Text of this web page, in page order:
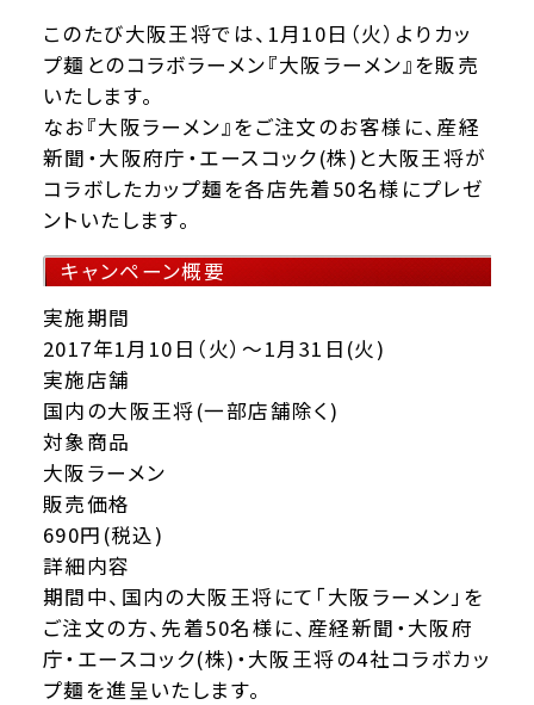
このたび大阪王将では、1月10日（火）よりカッ
プ麺とのコラボラーメン『大阪ラーメン』を販売
いたします。
なお『大阪ラーメン』をご注文のお客様に、産経
新聞・大阪府庁・エースコック(株)と大阪王将が
コラボしたカップ麺を各店先着50名様にプレゼ
ントいたします。
キャンペーン概要
実施期間
2017年1月10日（火）～1月31日(火)
実施店舗
国内の大阪王将(一部店舗除く)
対象商品
大阪ラーメン
販売価格
690円(税込)
詳細内容
期間中、国内の大阪王将にて「大阪ラーメン」を
ご注文の方、先着50名様に、産経新聞・大阪府
庁・エースコック(株)・大阪王将の4社コラボカッ
プ麺を進呈いたします。